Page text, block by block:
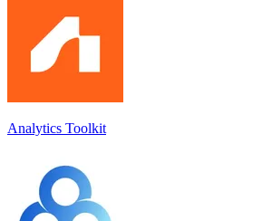
Analytics Toolkit